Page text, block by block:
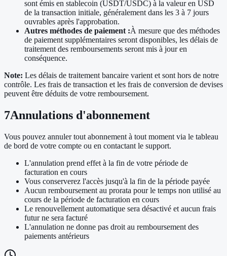
sont émis en stablecoin (USDT/USDC) à la valeur en USD
de la transaction initiale, généralement dans les 3 à 7 jours
ouvrables après l'approbation.
Autres méthodes de paiement :À mesure que des méthodes
de paiement supplémentaires seront disponibles, les délais de
traitement des remboursements seront mis à jour en
conséquence.
Note: Les délais de traitement bancaire varient et sont hors de notre
contrôle. Les frais de transaction et les frais de conversion de devises
peuvent être déduits de votre remboursement.
7Annulations d'abonnement
Vous pouvez annuler tout abonnement à tout moment via le tableau
de bord de votre compte ou en contactant le support.
L'annulation prend effet à la fin de votre période de
facturation en cours
Vous conserverez l'accès jusqu'à la fin de la période payée
Aucun remboursement au prorata pour le temps non utilisé au
cours de la période de facturation en cours
Le renouvellement automatique sera désactivé et aucun frais
futur ne sera facturé
L'annulation ne donne pas droit au remboursement des
paiements antérieurs